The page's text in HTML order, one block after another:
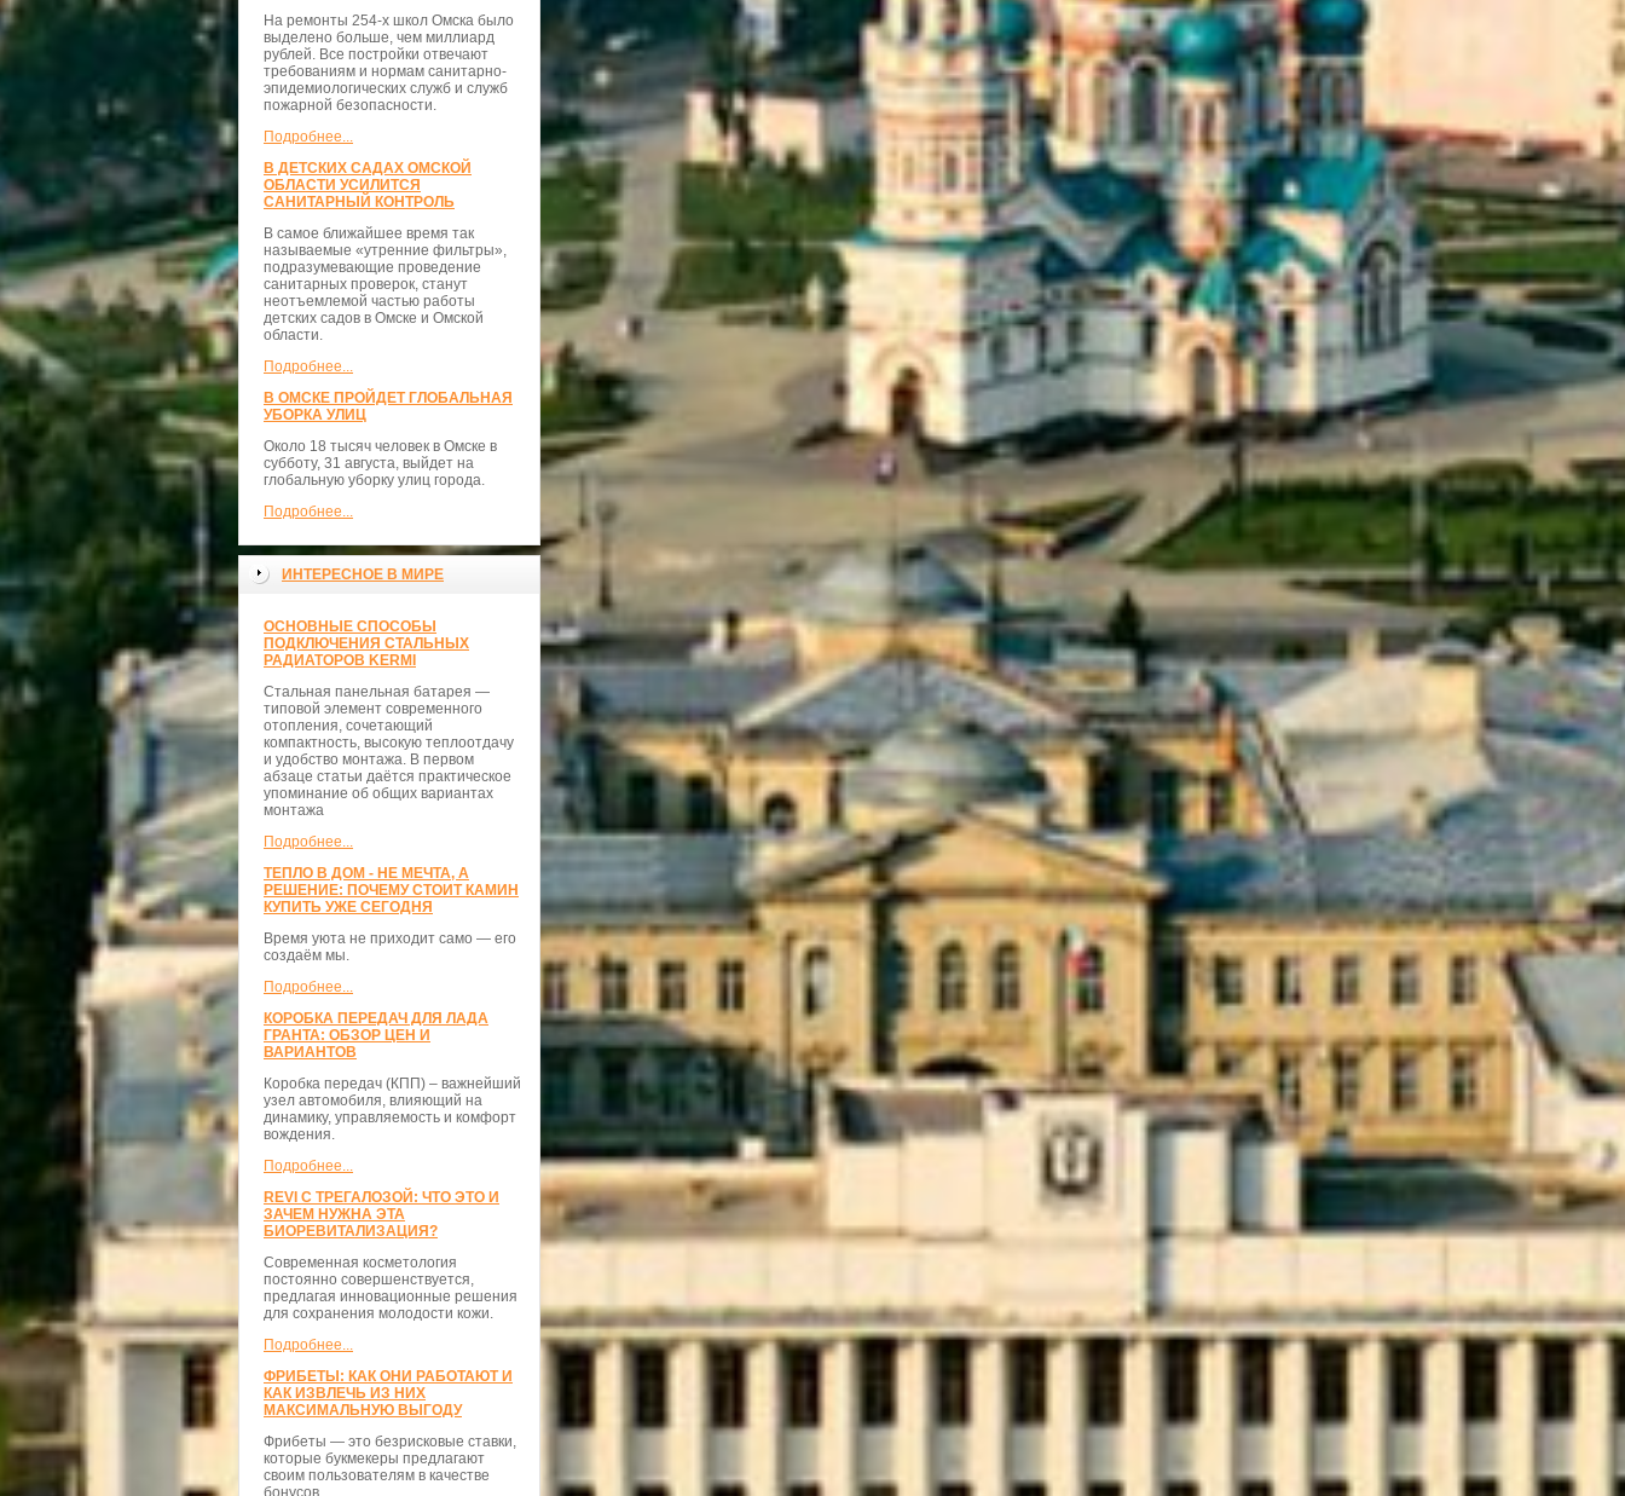
На ремонты 254-х школ Омска было
выделено больше, чем миллиард
рублей. Все постройки отвечают
требованиям и нормам санитарно-
эпидемиологических служб и служб
пожарной безопасности.
Подробнее...
В ДЕТСКИХ САДАХ ОМСКОЙ
ОБЛАСТИ УСИЛИТСЯ
САНИТАРНЫЙ КОНТРОЛЬ
В самое ближайшее время так
называемые «утренние фильтры»,
подразумевающие проведение
санитарных проверок, станут
неотъемлемой частью работы
детских садов в Омске и Омской
области.
Подробнее...
В ОМСКЕ ПРОЙДЕТ ГЛОБАЛЬНАЯ
УБОРКА УЛИЦ
Около 18 тысяч человек в Омске в
субботу, 31 августа, выйдет на
глобальную уборку улиц города.
Подробнее...
ИНТЕРЕСНОЕ В МИРЕ
ОСНОВНЫЕ СПОСОБЫ
ПОДКЛЮЧЕНИЯ СТАЛЬНЫХ
РАДИАТОРОВ KERMI
Стальная панельная батарея —
типовой элемент современного
отопления, сочетающий
компактность, высокую теплоотдачу
и удобство монтажа. В первом
абзаце статьи даётся практическое
упоминание об общих вариантах
монтажа
Подробнее...
ТЕПЛО В ДОМ - НЕ МЕЧТА, А
РЕШЕНИЕ: ПОЧЕМУ СТОИТ КАМИН
КУПИТЬ УЖЕ СЕГОДНЯ
Время уюта не приходит само — его
создаём мы.
Подробнее...
КОРОБКА ПЕРЕДАЧ ДЛЯ ЛАДА
ГРАНТА: ОБЗОР ЦЕН И
ВАРИАНТОВ
Коробка передач (КПП) – важнейший
узел автомобиля, влияющий на
динамику, управляемость и комфорт
вождения.
Подробнее...
REVI С ТРЕГАЛОЗОЙ: ЧТО ЭТО И
ЗАЧЕМ НУЖНА ЭТА
БИОРЕВИТАЛИЗАЦИЯ?
Современная косметология
постоянно совершенствуется,
предлагая инновационные решения
для сохранения молодости кожи.
Подробнее...
ФРИБЕТЫ: КАК ОНИ РАБОТАЮТ И
КАК ИЗВЛЕЧЬ ИЗ НИХ
МАКСИМАЛЬНУЮ ВЫГОДУ
Фрибеты — это безрисковые ставки,
которые букмекеры предлагают
своим пользователям в качестве
бонусов.